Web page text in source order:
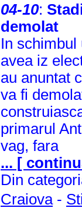
04-10:
demolat
In schimbul
avea iz
au anuntat
va fi
primarul
vag, fara
... [
Din
Craiova-